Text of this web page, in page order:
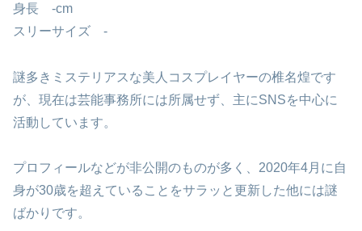
身長 -cm
スリーサイズ -
謎多きミステリアスな美人コスプレイヤーの椎名煌です
が、現在は芸能事務所には所属せず、主にSNSを中心に
活動しています。
プロフィールなどが非公開のものが多く、2020年4月に自
身が30歳を超えていることをサラッと更新した他には謎
ばかりです。